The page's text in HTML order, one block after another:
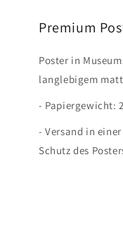
Premium
Poster in
langlebigem
- Papiergewicht:
- Versand in
Schutz des